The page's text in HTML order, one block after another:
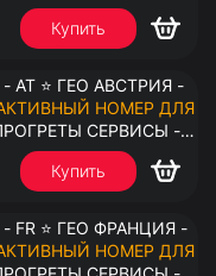
Купить
-
НОМЕР ДЛЯ
СЕРВИСЫ -
Купить
-
НОМЕР ДЛЯ